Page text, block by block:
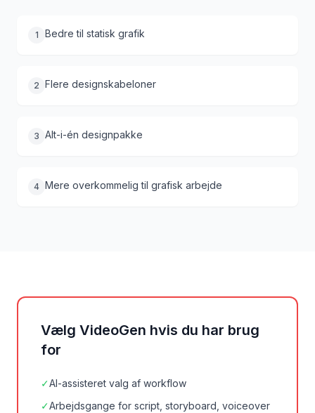
1 Bedre til statisk grafik
2 Flere designskabeloner
3 Alt-i-én designpakke
4 Mere overkommelig til grafisk arbejde
Vælg VideoGen hvis du har brug
for
✓AI-assisteret valg af workflow
✓Arbejdsgange for script, storyboard, voiceover